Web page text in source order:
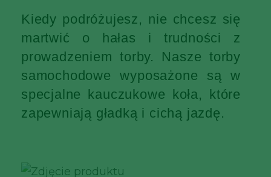
Kiedy podróżujesz, nie chcesz się
martwić o hałas i trudności z
prowadzeniem torby. Nasze torby
samochodowe wyposażone są w
specjalne kauczukowe koła, które
zapewniają gładką i cichą jazdę.